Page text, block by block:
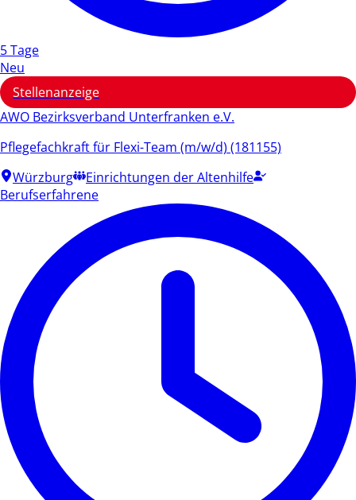
5 Tage
Neu
Stellenanzeige
AWO Bezirksverband Unterfranken e.V.
Pflegefachkraft für Flexi-Team (m/w/d) (181155)
Würzburg
Einrichtungen der Altenhilfe
Berufserfahrene